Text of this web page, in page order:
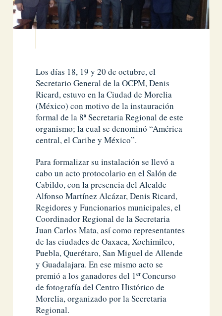
Los días 18, 19 y 20 de octubre, el
Secretario General de la OCPM, Denis
Ricard, estuvo en la Ciudad de Morelia
(México) con motivo de la instauración
formal de la 8ª Secretaria Regional de este
organismo; la cual se denominó “América
central, el Caribe y México”.
Para formalizar su instalación se llevó a
cabo un acto protocolario en el Salón de
Cabildo, con la presencia del Alcalde
Alfonso Martínez Alcázar, Denis Ricard,
Regidores y Funcionarios municipales, el
Coordinador Regional de la Secretaria
Juan Carlos Mata, así como representantes
de las ciudades de Oaxaca, Xochimilco,
Puebla, Querétaro, San Miguel de Allende
y Guadalajara. En ese mismo acto se
premió a los ganadores del 1erConcurso
de fotografía del Centro Histórico de
Morelia, organizado por la Secretaria
Regional.